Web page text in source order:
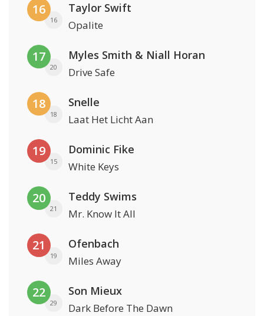
16
16
Taylor Swift
Opalite
17
20
Myles Smith & Niall Horan
Drive Safe
18
18
Snelle
Laat Het Licht Aan
19
15
Dominic Fike
White Keys
20
21
Teddy Swims
Mr. Know It All
21
19
Ofenbach
Miles Away
22
29
Son Mieux
Dark Before The Dawn